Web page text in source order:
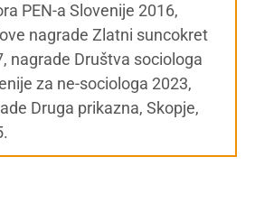
PEN-a Slovenije 2016,
nagrade Zlatni suncokret
nagrade Društva sociologa
za ne-sociologa 2023,
Druga prikazna, Skopje,